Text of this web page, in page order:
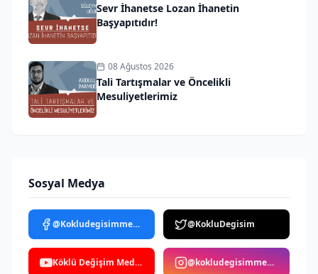
Sevr İhanetse Lozan İhanetin
Başyapıtıdır!
08 Ağustos 2026
Tali Tartışmalar ve Öncelikli
Mesuliyetlerimiz
Sosyal Medya
@Kokludegisimmedya @KokluDegisim
Köklü Değişim Medya @kokludegisimmedya